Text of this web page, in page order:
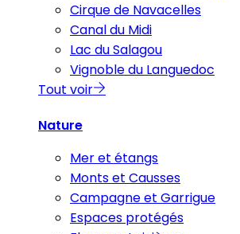
Cirque de Navacelles
Canal du Midi
Lac du Salagou
Vignoble du Languedoc
Tout voir
Nature
Mer et étangs
Monts et Causses
Campagne et Garrigue
Espaces protégés